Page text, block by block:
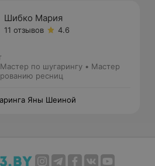
Шибко Мария
11 отзывов 4.6
по шугарингу • Мастер
ресниц
Яны Шеиной